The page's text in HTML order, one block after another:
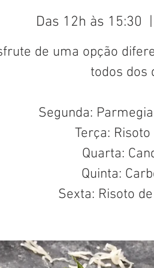
Das 12h às 15:30
de uma opção
todos dos
Segunda:
Terça:
Quarta:
Quinta:
Sexta: Risoto